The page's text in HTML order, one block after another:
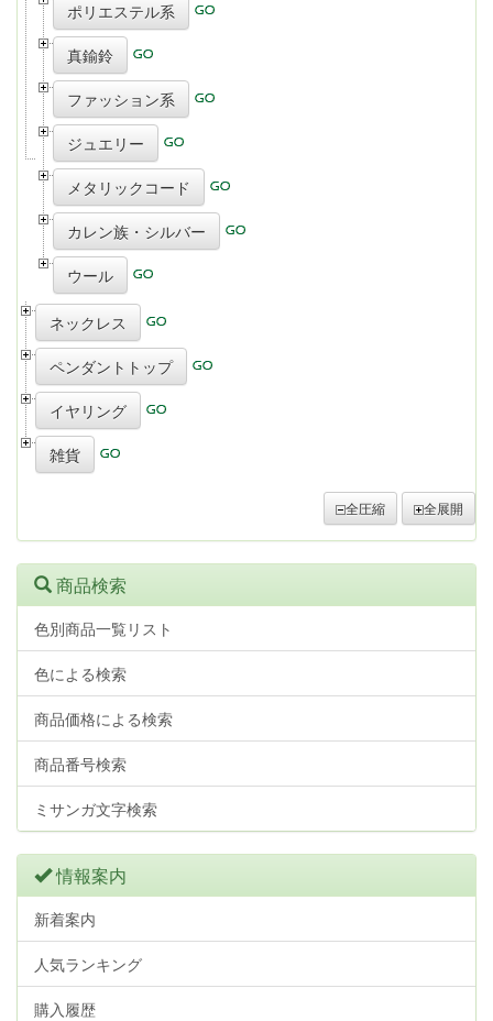
ポリエステル系
真鍮鈴
ファッション系
ジュエリー
メタリックコード
カレン族・シルバー
ウール
ネックレス
ペンダントトップ
イヤリング
雑貨
全圧縮 全展開
商品検索
色別商品一覧リスト
色による検索
商品価格による検索
商品番号検索
ミサンガ文字検索
情報案内
新着案内
人気ランキング
購入履歴